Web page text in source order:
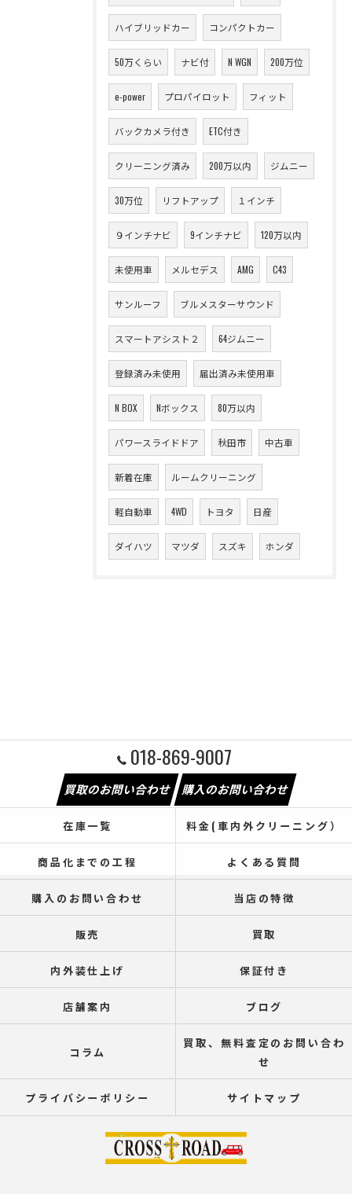
ハイブリッドカー コンパクトカー
50万くらい ナビ付 N WGN 200万位
e-power プロパイロット フィット
バックカメラ付き ETC付き
クリーニング済み 200万以内 ジムニー
30万位 リフトアップ １インチ
９インチナビ 9インチナビ 120万以内
未使用車 メルセデス AMG C43
サンルーフ ブルメスターサウンド
スマートアシスト２ 64ジムニー
登録済み未使用 届出済み未使用車
N BOX Nボックス 80万以内
パワースライドドア 秋田市 中古車
新着在庫 ルームクリーニング
軽自動車 4WD トヨタ 日産
ダイハツ マツダ スズキ ホンダ
018-869-9007
買取のお問い合わせ 購入のお問い合わせ
在庫一覧 料金(車内外クリーニング）
商品化までの工程 よくある質問
購入のお問い合わせ 当店の特徴
販売 買取
内外装仕上げ 保証付き
店舗案内 ブログ
コラム
買取、無料査定のお問い合わ
せ
プライバシーポリシー サイトマップ